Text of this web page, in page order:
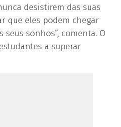
desistirem das suas
que eles podem chegar
sonhos”, comenta. O
a superar